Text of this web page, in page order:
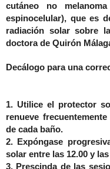
cutáneo no
espinocelular), que es
radiación solar sobre
doctora de Quirón
Decálogo para una
1. Utilice el protector
renueve
de cada baño.
2. Expóngase
solar entre las 12.00 y
3. Prescinda de las